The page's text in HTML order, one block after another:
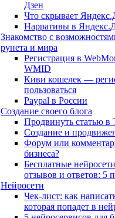
Дзен
Что скрывает
Нарративы в
Знакомство с
рунета и мира
Регистрация в
WMID
Киви кошелек —
пользоваться
Paypal в России
Создание своего блога
Продвинуть статью
Создание и
Форум или
бизнеса?
Бесплатные
отзывов и ответов: 5
Нейросети
Чек-лист: как
которая попадет в